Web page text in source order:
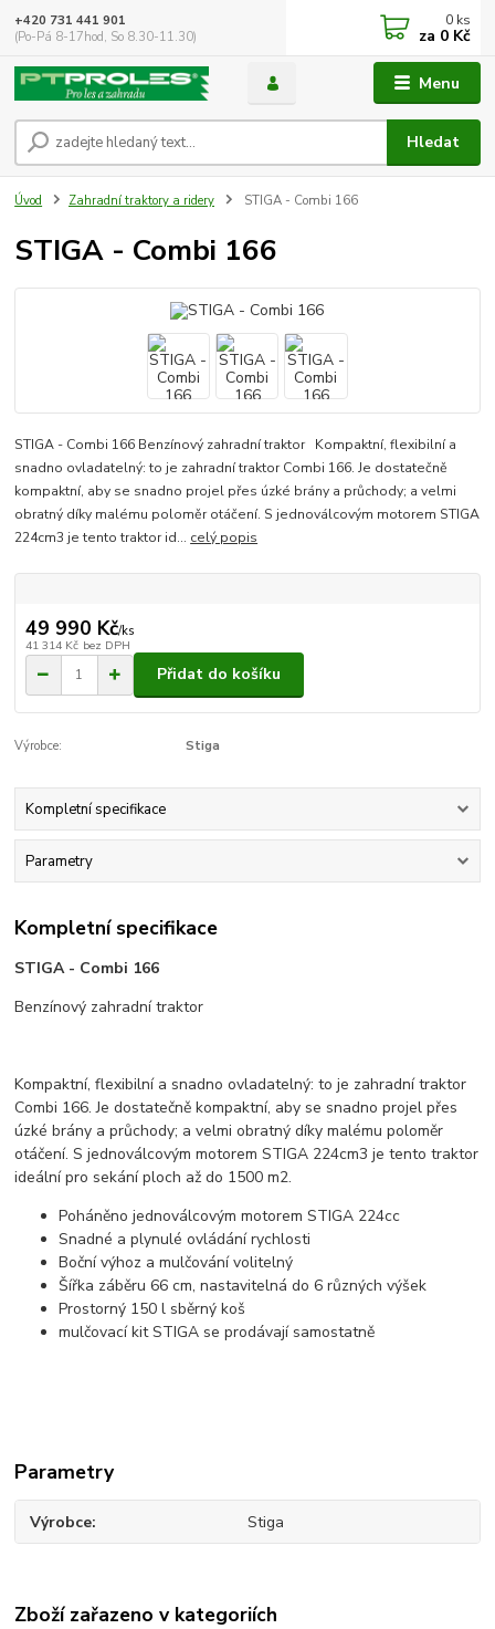
Menu
Hledat
+420 731 441 901
(Po-Pá 8-17hod, So 8.30-11.30)
0 ks
za 0 Kč
Úvod Zahradní traktory a ridery STIGA - Combi 166
STIGA - Combi 166
STIGA - Combi 166 Benzínový zahradní traktor Kompaktní, flexibilní a
snadno ovladatelný: to je zahradní traktor Combi 166. Je dostatečně
kompaktní, aby se snadno projel přes úzké brány a průchody; a velmi
obratný díky malému poloměr otáčení. S jednoválcovým motorem STIGA
224cm3 je tento traktor id... celý popis
49 990 Kč/ks
41 314 Kč bez DPH
Přidat do košíku
Výrobce: Stiga
Kompletní specifikace
Parametry
Kompletní specifikace
STIGA - Combi 166
Benzínový zahradní traktor
Kompaktní, flexibilní a snadno ovladatelný: to je zahradní traktor
Combi 166. Je dostatečně kompaktní, aby se snadno projel přes
úzké brány a průchody; a velmi obratný díky malému poloměr
otáčení. S jednoválcovým motorem STIGA 224cm3 je tento traktor
ideální pro sekání ploch až do 1500 m2.
Poháněno jednoválcovým motorem STIGA 224cc
Snadné a plynulé ovládání rychlosti
Boční výhoz a mulčování volitelný
Šířka záběru 66 cm, nastavitelná do 6 různých výšek
Prostorný 150 l sběrný koš
mulčovací kit STIGA se prodávají samostatně
Parametry
Výrobce Stiga
Zboží zařazeno v kategoriích